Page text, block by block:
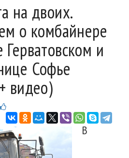
на двоих.
о комбайнере
и
Софье
видео)
В